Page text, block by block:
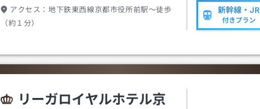
アクセス： 地下鉄東西線京都市役所前駅～徒歩
（約１分）
新幹線・JR
付きプラン
リーガロイヤルホテル京